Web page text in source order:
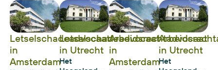
Letselschadeadvocaat
in
Amsterdam
Letselschadeadvocaat
in Utrecht
Het
Arbeidsrechtadvocaat
in
Amsterdam
in Utrecht
Het